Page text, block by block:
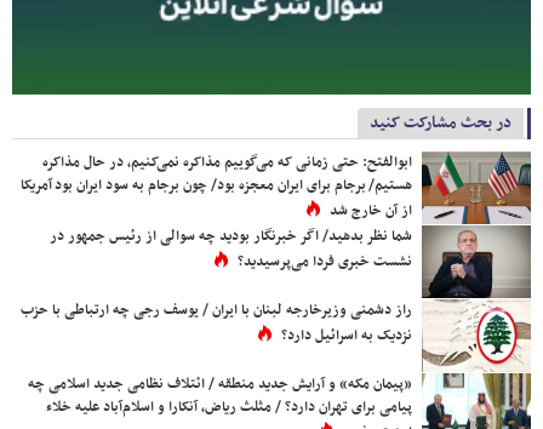
در بحث مشارکت کنید
ابوالفتح: حتی زمانی که می‌گوییم مذاکره نمی‌کنیم، در حال مذاکره
هستیم/ برجام برای ایران معجزه بود/ چون برجام به سود ایران بود آمریکا
از آن خارج شد
شما نظر بدهید/ اگر خبرنگار بودید چه سوالی از رئیس جمهور در
نشست خبری فردا می‌پرسیدید؟
راز دشمنی وزیرخارجه لبنان با ایران / یوسف رجی چه ارتباطی با حزب
نزدیک به اسرائیل دارد؟
«پیمان مکه» و آرایش جدید منطقه / ائتلاف نظامی جدید اسلامی چه
پیامی برای تهران دارد؟ / مثلث ریاض، آنکارا و اسلام‌آباد علیه خلاء